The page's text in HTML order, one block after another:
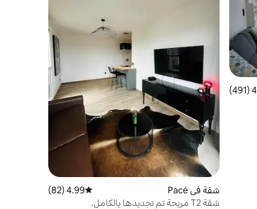
من 5، 491 مراجعات
شقة في Pacé متوسط التقييم 4.99 من 5، 82 مراجعات
4.99 (82)
شقة T2 مريحة تم تجديدها بالكامل.